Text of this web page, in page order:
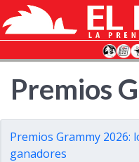
Premios
Premios Grammy 2026:
ganadores